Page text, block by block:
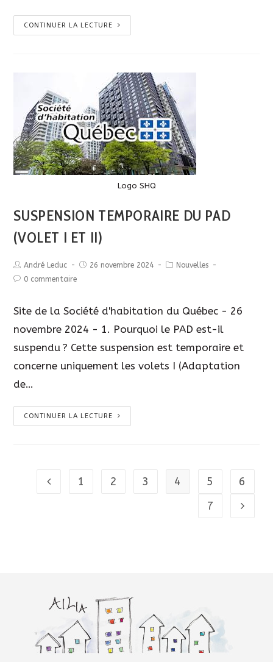
CONTINUER LA LECTURE
Long
Logo SHQ
SUSPENSION TEMPORAIRE DU PAD
(VOLET I ET II)
André Leduc 26 novembre 2024
Nouvelles
0 commentaire
Site de la Société d'habitation du Québec - 26
novembre 2024 - 1. Pourquoi le PAD est-il
suspendu ? Cette suspension est temporaire et
concerne uniquement les volets I (Adaptation
de…
CONTINUER LA LECTURE
1 2 3 4 5
6
7